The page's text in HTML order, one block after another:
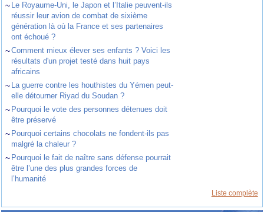
~ Le Royaume-Uni, le Japon et l’Italie peuvent-ils
réussir leur avion de combat de sixième
génération là où la France et ses partenaires
ont échoué ?
~Comment mieux élever ses enfants ? Voici les
résultats d'un projet testé dans huit pays
africains
~ La guerre contre les houthistes du Yémen peut-
elle détourner Riyad du Soudan ?
~ Pourquoi le vote des personnes détenues doit
être préservé
~ Pourquoi certains chocolats ne fondent-ils pas
malgré la chaleur ?
~ Pourquoi le fait de naître sans défense pourrait
être l’une des plus grandes forces de
l’humanité
Liste complète